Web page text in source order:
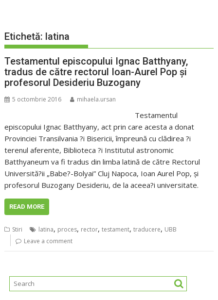
Etichetă: latina
Testamentul episcopului Ignac Batthyany,
tradus de către rectorul Ioan-Aurel Pop şi
profesorul Desideriu Buzogany
5 octombrie 2016 mihaela.ursan
Testamentul
episcopului Ignac Batthyany, act prin care acesta a donat
Provinciei Transilvania ?i Bisericii, împreună cu clădirea ?i
terenul aferente, Biblioteca ?i Institutul astronomic
Batthyaneum va fi tradus din limba latină de către Rectorul
Universită?ii „Babe?-Bolyai” Cluj Napoca, Ioan Aurel Pop, şi
profesorul Buzogany Desideriu, de la aceea?i universitate.
READ MORE
Stiri latina, proces, rector,testament,traducere, UBB
Leave a comment